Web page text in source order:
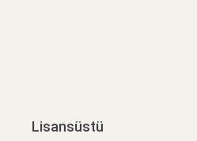
Lisansüstü